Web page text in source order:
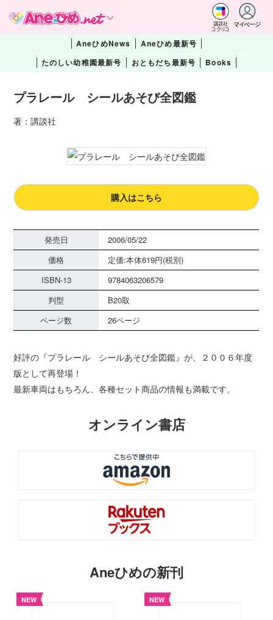
講談社
コクリコ
マイページ
AneひめNews
Aneひめ最新号
たのしい幼稚園最新号
おともだち最新号 Books
プラレール シールあそび全図鑑
著：講談社
購入はこちら
発売日
2006/05/22
価格
定価:本体619円(税別)
ISBN-13
9784063206579
判型
B20取
ページ数
26ページ
好評の『プラレール シールあそび全図鑑』が、２００６年度
版として再登場！
最新車両はもちろん、各種セット商品の情報も満載です。
オンライン書店
Aneひめの新刊
NEW NEW